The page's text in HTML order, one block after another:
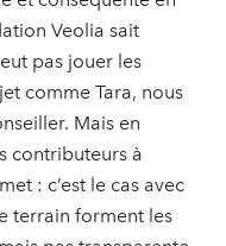
Veolia sait
pas jouer les
comme Tara, nous
Mais en
contributeurs à
: c’est le cas avec
terrain forment les